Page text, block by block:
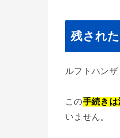
残され
ルフトハン
この手続き
いません。